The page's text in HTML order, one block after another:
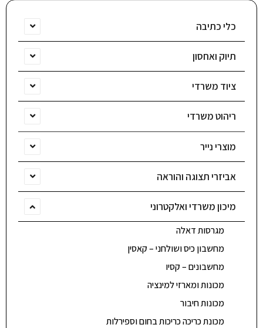
כלי כתיבה
תיוק ואחסון
ציוד משרדי
ריהוט משרדי
מוצרי נייר
אביזרי תצוגה והוראה
מיכון משרדי ואלקטרוני
מגרסות דאלה
מחשבון כיס ושולחני – קאסין
מחשבונים – קסיו
מכונות ומארזי למינציה
מכונות חיבור
מכונת כריכה כריכות בחום וספירלות